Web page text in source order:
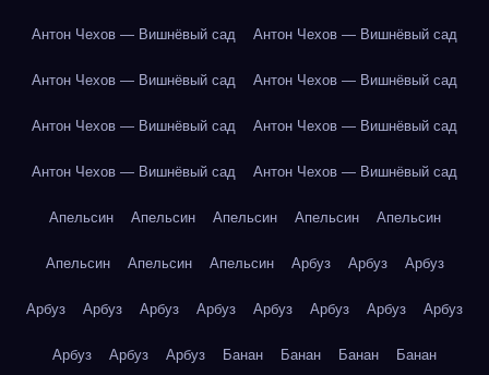
Антон Чехов — Вишнёвый сад Антон Чехов — Вишнёвый сад
Антон Чехов — Вишнёвый сад Антон Чехов — Вишнёвый сад
Антон Чехов — Вишнёвый сад Антон Чехов — Вишнёвый сад
Антон Чехов — Вишнёвый сад Антон Чехов — Вишнёвый сад
Апельсин Апельсин Апельсин Апельсин Апельсин
Апельсин Апельсин Апельсин Арбуз Арбуз Арбуз
Арбуз Арбуз Арбуз Арбуз Арбуз Арбуз Арбуз Арбуз
Арбуз Арбуз Арбуз Банан Банан Банан Банан